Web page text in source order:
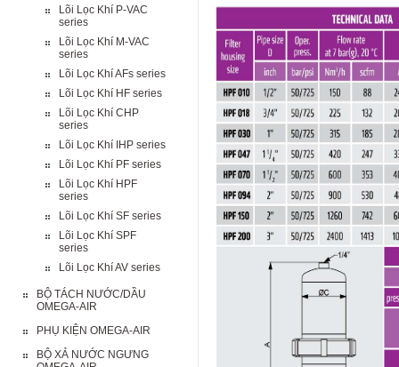
Lõi Lọc Khí P-VAC
series
Lõi Lọc Khí M-VAC
series
Lõi Lọc Khí AFs series
Lõi Lọc Khí HF series
Lõi Lọc Khí CHP
series
Lõi Lọc Khí IHP series
Lõi Lọc Khí PF series
Lõi Lọc Khí HPF
series
Lõi Lọc Khí SF series
Lõi Lọc Khí SPF
series
Lõi Lọc Khí AV series
BỘ TÁCH NƯỚC/DẦU
OMEGA-AIR
PHỤ KIỆN OMEGA-AIR
BỘ XẢ NƯỚC NGƯNG